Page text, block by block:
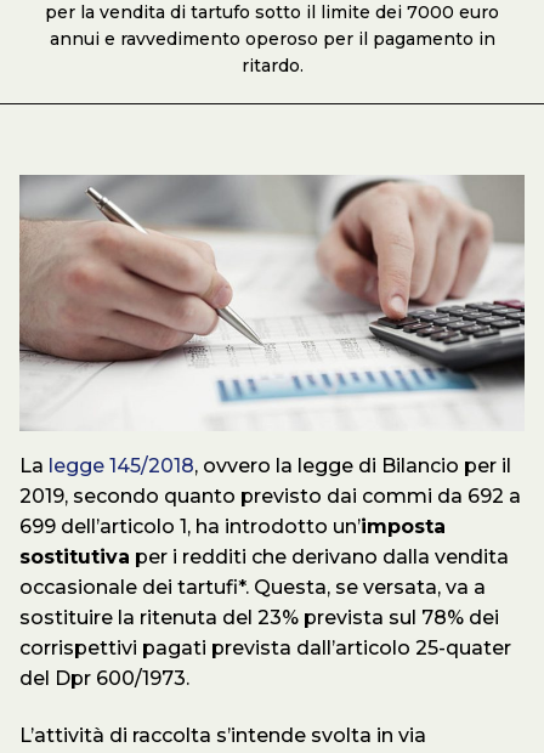
per la vendita di tartufo sotto il limite dei 7000 euro
annui e ravvedimento operoso per il pagamento in
ritardo.
La legge 145/2018, ovvero la legge di Bilancio per il
2019, secondo quanto previsto dai commi da 692 a
699 dell’articolo 1, ha introdotto un’imposta
sostitutiva per i redditi che derivano dalla vendita
occasionale dei tartufi*. Questa, se versata, va a
sostituire la ritenuta del 23% prevista sul 78% dei
corrispettivi pagati prevista dall’articolo 25-quater
del Dpr 600/1973.
L’attività di raccolta s’intende svolta in via